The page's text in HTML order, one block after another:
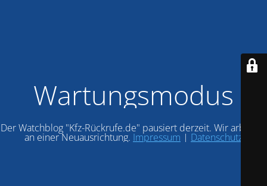
Wartungsmodus
Der Watchblog "Kfz-Rückrufe.de" pausiert derzeit. Wir arbeiten
an einer Neuausrichtung. Impressum | Datenschutz